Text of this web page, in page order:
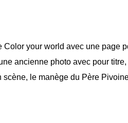
Color your world avec une page
ancienne photo avec pour
le manège du Père